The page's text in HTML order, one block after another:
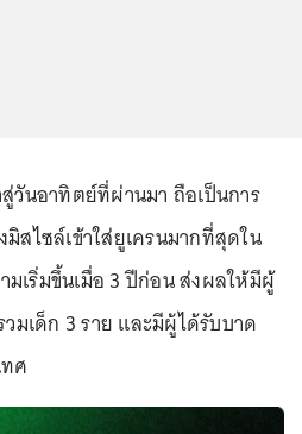
วันอาทิตย์ที่ผ่านมา ถือเป็นการ
สไซล์เข้าใส่ยูเครนมากที่สุดใน
เริ่มขึ้นเมื่อ 3 ปีก่อน ส่งผลให้มีผู้
มเด็ก 3 ราย และมีผู้ได้รับบาด
ศ